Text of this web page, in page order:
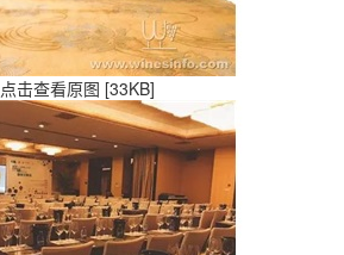
点击查看原图 [33KB]